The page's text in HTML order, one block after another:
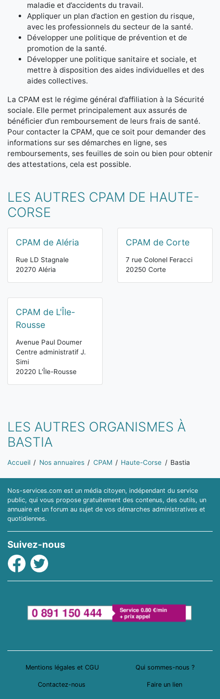
maladie et d’accidents du travail.
Appliquer un plan d’action en gestion du risque,
avec les professionnels du secteur de la santé.
Développer une politique de prévention et de
promotion de la santé.
Développer une politique sanitaire et sociale, et
mettre à disposition des aides individuelles et des
aides collectives.
La CPAM est le régime général d’affiliation à la Sécurité
sociale. Elle permet principalement aux assurés de
bénéficier d’un remboursement de leurs frais de santé.
Pour contacter la CPAM, que ce soit pour demander des
informations sur ses démarches en ligne, ses
remboursements, ses feuilles de soin ou bien pour obtenir
des attestations, cela est possible.
LES AUTRES CPAM DE HAUTE-
CORSE
CPAM de Aléria
Rue LD Stagnale
20270 Aléria
CPAM de Corte
7 rue Colonel Feracci
20250 Corte
CPAM de L'Île-
Rousse
Avenue Paul Doumer
Centre administratif J.
Simi
20220 L'Île-Rousse
LES AUTRES ORGANISMES À
BASTIA
Vous êtes ici:
Accueil Nos annuaires CPAM Haute-Corse Bastia
Nos-services.com est un média citoyen, indépendant du service
public, qui vous propose gratuitement des contenus, des outils, un
annuaire et un forum au sujet de vos démarches administratives et
quotidiennes.
Suivez-nous
Facebook
Twitter
Mentions légales et CGU Qui sommes-nous ?
Contactez-nous Faire un lien